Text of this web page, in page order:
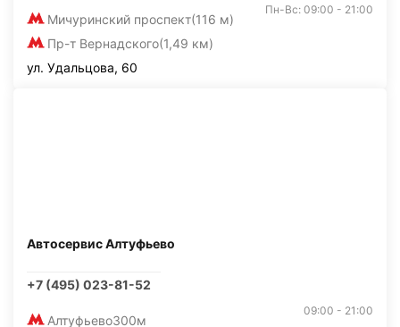
Мичуринский проспект(116 м)
Пр-т Вернадского(1,49 км)
Пн-Вс: 09:00 - 21:00
ул. Удальцова, 60
Автосервис Алтуфьево
+7 (495) 023-81-52
Алтуфьево300м
09:00 - 21:00